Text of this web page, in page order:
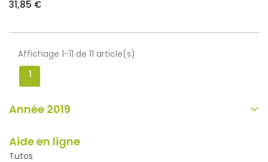
31,85 €
Affichage 1-11 de 11 article(s)
1
Année 2019
Aide en ligne
Tutos